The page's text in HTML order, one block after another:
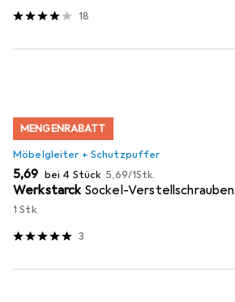
18
MENGENRABATT
Möbelgleiter + Schutzpuffer
EUR
5,69 bei 4 Stück EUR
5,69/1Stk.
Werkstarck Sockel-Verstellschrauben
1 Stk.
3